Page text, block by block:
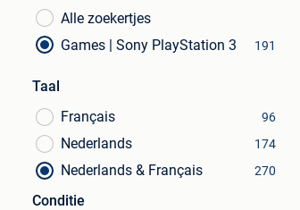
Alle zoekertjes
Games | Sony PlayStation 3
191
Taal
Français
96
Nederlands 174
Nederlands & Français 270
Conditie